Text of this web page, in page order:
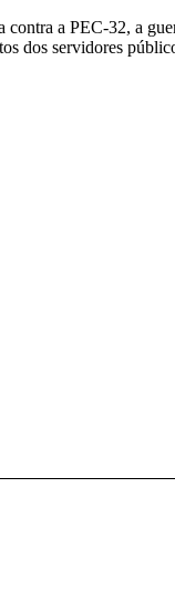
a PEC-32, a
dos servidores